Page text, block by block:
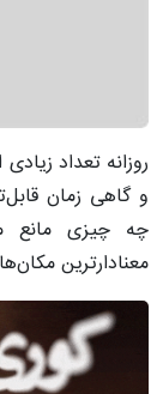
روزانه تعداد
و گاهی زمان
چه چیزی مانع
معنادارترین